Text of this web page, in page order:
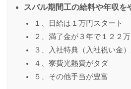
スバル期間工の給料や年収を
１、日給は１万円スタート
２、満了金が３年で１２２万
３、入社特典（入社祝い金
４、寮費光熱費がタダ
５、その他手当が豊富